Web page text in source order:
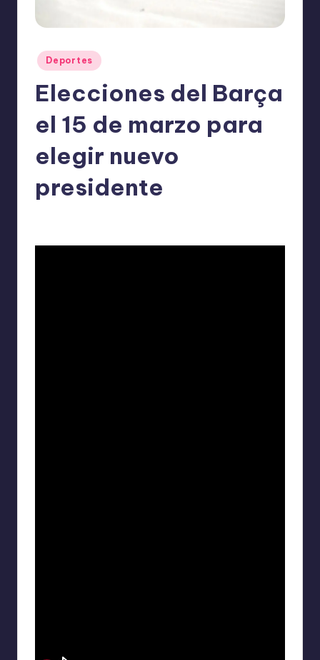
Publicado
en
Deportes
Elecciones del Barça
el 15 de marzo para
elegir nuevo
presidente